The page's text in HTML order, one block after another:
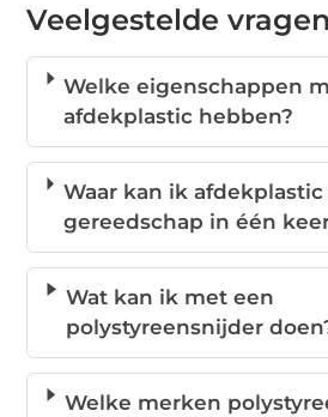
Veelgestelde vragen
Welke eigenschappen
afdekplastic hebben?
Waar kan ik afdekplastic
gereedschap in één
Wat kan ik met een
polystyreensnijder
Welke merken